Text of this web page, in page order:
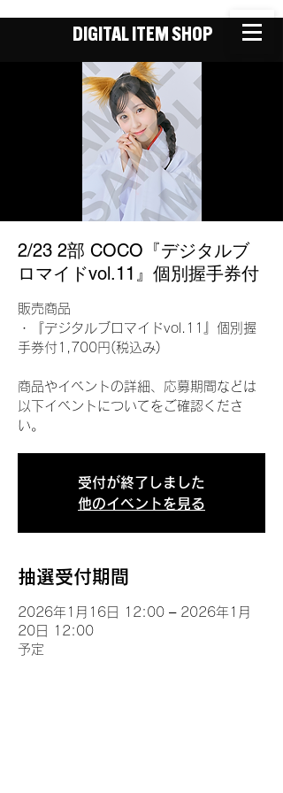
DIGITAL ITEM SHOP
2/23 2部 COCO『デジタルブ
ロマイドvol.11』個別握手券付
販売商品
・『デジタルブロマイドvol.11』個別握
手券付1,700円(税込み)
商品やイベントの詳細、応募期間などは
以下イベントについてをご確認くださ
い。
受付が終了しました
他のイベントを見る
抽選受付期間
2026年1月16日 12:00 – 2026年1月
20日 12:00
予定